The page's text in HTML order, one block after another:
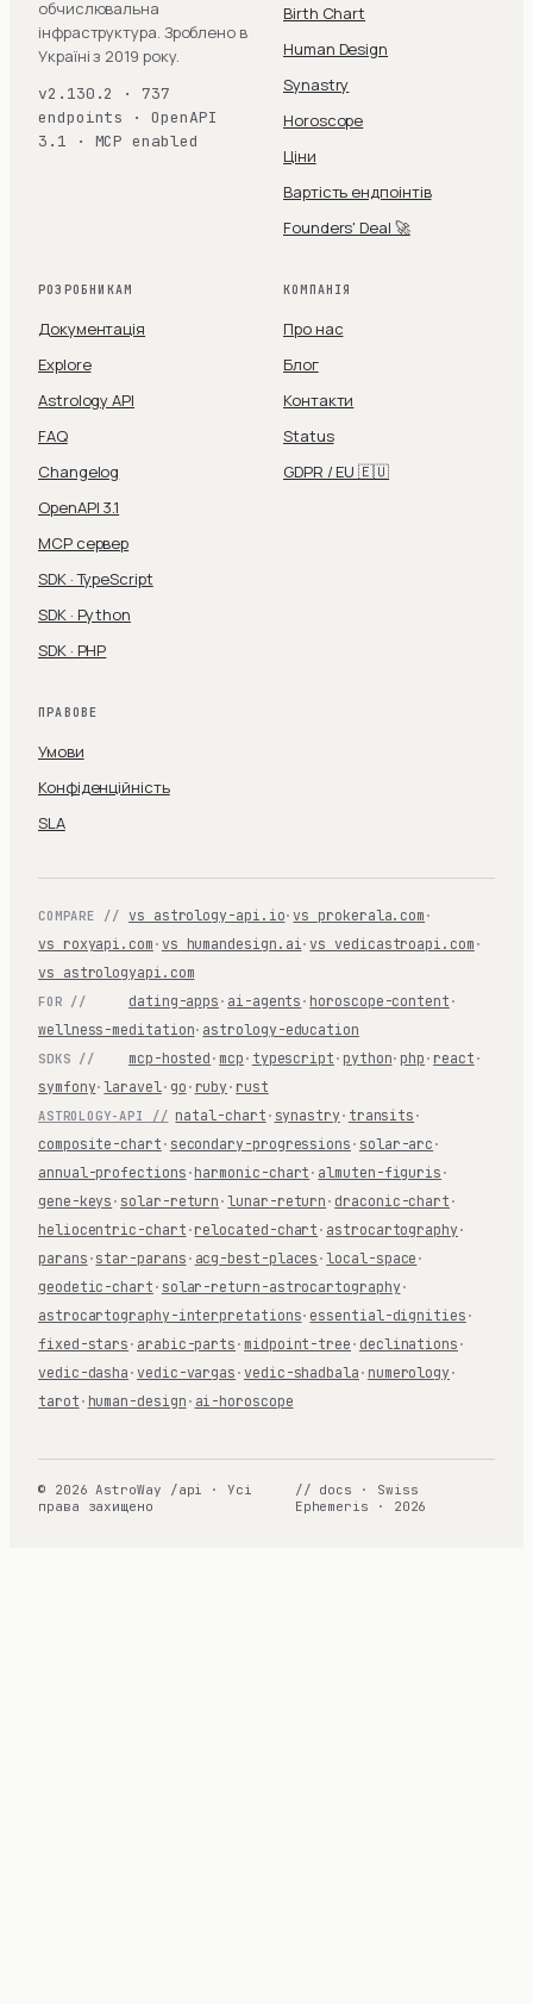
обчислювальна
інфраструктура. Зроблено в
Україні з 2019 року.
v2.130.2 · 737
endpoints · OpenAPI
3.1 · MCP enabled
Birth Chart
Human Design
Synastry
Horoscope
Ціни
Вартість ендпоінтів
Founders' Deal 🚀
РОЗРОБНИКАМ
Документація
Explore
Astrology API
FAQ
Changelog
OpenAPI 3.1
MCP сервер
SDK · TypeScript
SDK · Python
SDK · PHP
КОМПАНІЯ
Про нас
Блог
Контакти
Status
GDPR / EU 🇪🇺
ПРАВОВЕ
Умови
Конфіденційність
SLA
COMPARE // vs astrology-api.io·vs prokerala.com ·
vs roxyapi.com · vs humandesign.ai ·vs vedicastroapi.com ·
vs astrologyapi.com
FOR // dating-apps · ai-agents · horoscope-content ·
wellness-meditation· astrology-education
SDKS // mcp-hosted · mcp · typescript · python· php · react ·
symfony·laravel · go · ruby · rust
ASTROLOGY-API // natal-chart · synastry · transits ·
composite-chart · secondary-progressions · solar-arc ·
annual-profections · harmonic-chart · almuten-figuris ·
gene-keys · solar-return ·lunar-return · draconic-chart ·
heliocentric-chart · relocated-chart · astrocartography ·
parans · star-parans · acg-best-places ·local-space ·
geodetic-chart · solar-return-astrocartography ·
astrocartography-interpretations· essential-dignities ·
fixed-stars · arabic-parts · midpoint-tree · declinations ·
vedic-dasha ·vedic-vargas ·vedic-shadbala · numerology ·
tarot · human-design · ai-horoscope
© 2026 AstroWay /api · Усі
права захищено
// docs · Swiss
Ephemeris · 2026